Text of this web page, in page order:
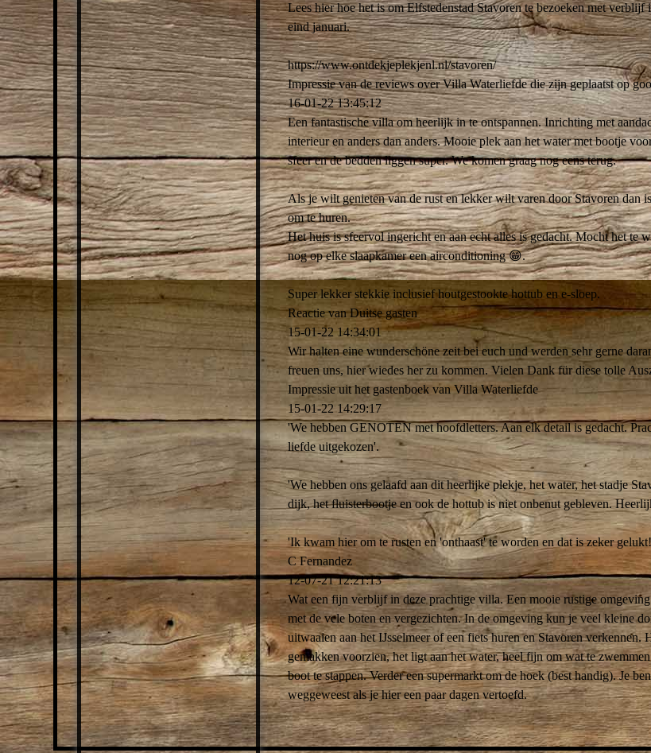
Lees hier hoe het is om Elfstedenstad Stavoren te bezoeken met
eind januari.
https:­//­www.­ontdekjeplekjenl.­nl/­stavoren/­
Impressie van de reviews over Villa Waterliefde die zijn geplaatst op
16-01-22 13:45:12
Een fantastische villa om heerlijk in te ontspannen. Inrichting met
interieur en anders dan anders. Mooie plek aan het water met bootje
sfeer en de bedden liggen super. We komen graag nog eens terug.
Als je wilt genieten van de rust en lekker wilt varen door Stavoren dan
om te huren.
Het huis is sfeervol ingericht en aan echt alles is gedacht. Mocht het te
nog op elke slaapkamer een airconditioning 😁.
Super lekker stekkie inclusief houtgestookte hottub en e-sloep.
Reactie van Duitse gasten
15-01-22 14:34:01
Wir halten eine wunderschöne zeit bei euch und werden sehr gerne
freuen uns, hier wiedes her zu kommen. Vielen Dank für diese tolle
Impressie uit het gastenboek van Villa Waterliefde
15-01-22 14:29:17
'We hebben GENOTEN met hoofdletters. Aan elk detail is gedacht.
liefde uitgekozen'.
'We hebben ons gelaafd aan dit heerlijke plekje, het water, het stadje
dijk, het fluisterbootje en ook de hottub is niet onbenut gebleven.
'Ik kwam hier om te rusten en 'onthaast' te worden en dat is zeker gelukt!
C Fernandez
12-07-21 12:21:13
Wat een fijn verblijf in deze prachtige villa. Een mooie rustige
met de vele boten en vergezichten. In de omgeving kun je veel kleine
uitwaaien aan het IJsselmeer of een fiets huren en Stavoren verkennen.
gemakken voorzien, het ligt aan het water, heel fijn om wat te
boot te stappen. Verder een supermarkt om de hoek (best handig). Je
weggeweest als je hier een paar dagen vertoefd.